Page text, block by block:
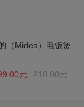
（Midea）电饭煲
元 210.00元